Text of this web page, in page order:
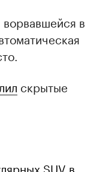
в
скрытые
SUV в